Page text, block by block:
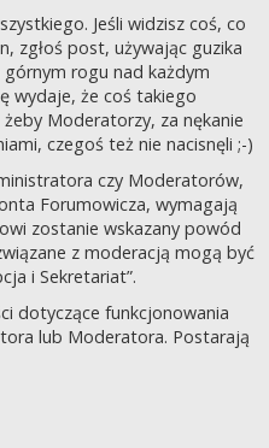
Jeśli widzisz coś, co
zgłoś post, używając guzika
rogu nad każdym
wydaje, że coś takiego
Moderatorzy, za nękanie
czegoś też nie nacisnęli ;-)
czy Moderatorów,
Forumowicza, wymagają
zostanie wskazany powód
z moderacją mogą być
i Sekretariat”.
dotyczące funkcjonowania
lub Moderatora. Postarają